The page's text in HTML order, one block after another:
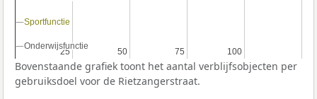
25
25 50
50 75
75 100
100
Sportfunctie
Sportfunctie
Onderwijsfunctie
Onderwijsfunctie
Bovenstaande grafiek toont het aantal verblijfsobjecten per
gebruiksdoel voor de Rietzangerstraat.